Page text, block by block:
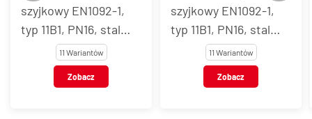
szyjkowy EN1092-1,
typ 11B1, PN16, stal
węglowa11 Wariantów
Zobacz
szyjkowy EN1092-1,
typ 11B1, PN16, stal
AISI 30411 Wariantów
Zobacz